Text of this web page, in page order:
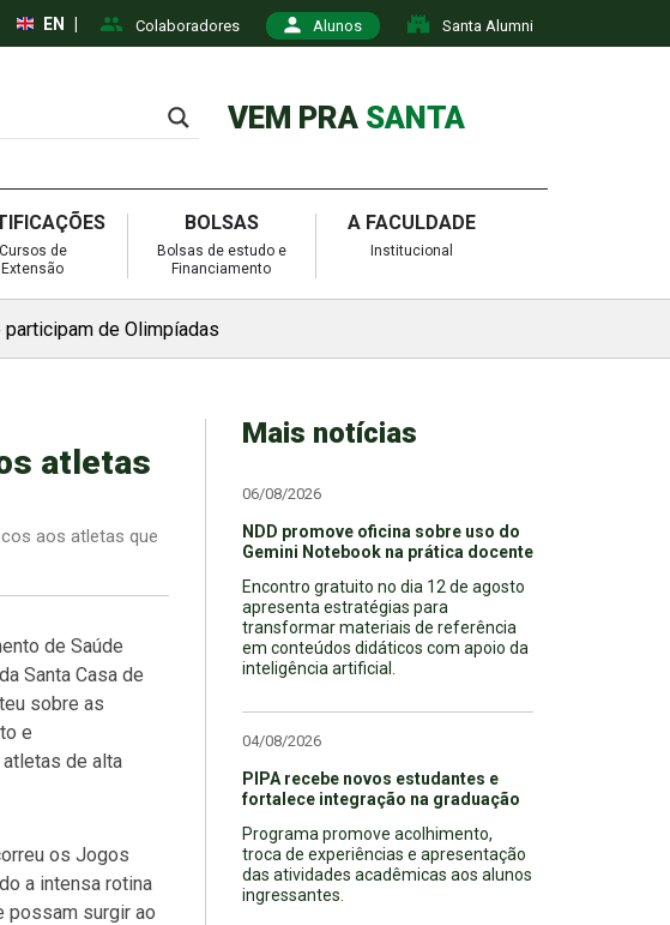
Colaboradores Alunos Santa Alumni
EN
VEM PRA SANTA
Cursos de
Extensão
BOLSAS
Bolsas de estudo e
Financiamento
A FACULDADE
Institucional
de Olimpíadas
atletas
aos atletas que
de Saúde
Santa Casa de
sobre as
e
de alta
os Jogos
a intensa rotina
possam surgir ao
Mais notícias
06/08/2026
NDD promove oficina sobre uso do
Gemini Notebook na prática docente
Encontro gratuito no dia 12 de agosto
apresenta estratégias para
transformar materiais de referência
em conteúdos didáticos com apoio da
inteligência artificial.
04/08/2026
PIPA recebe novos estudantes e
fortalece integração na graduação
Programa promove acolhimento,
troca de experiências e apresentação
das atividades acadêmicas aos alunos
ingressantes.